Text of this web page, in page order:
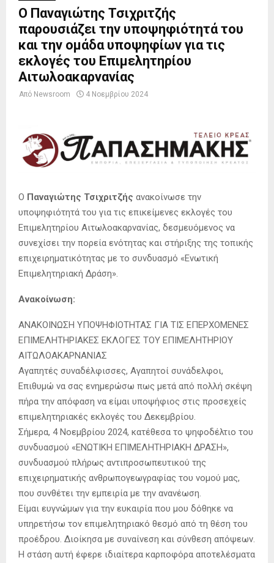
Ο Παναγιώτης Τσιχριτζής
παρουσιάζει την υποψηφιότητά του
και την ομάδα υποψηφίων για τις
εκλογές του Επιμελητηρίου
Αιτωλοακαρνανίας
Από Newsroom 4 Νοεμβρίου 2024
Ο Παναγιώτης Τσιχριτζής ανακοίνωσε την
υποψηφιότητά του για τις επικείμενες εκλογές του
Επιμελητηρίου Αιτωλοακαρνανίας, δεσμευόμενος να
συνεχίσει την πορεία ενότητας και στήριξης της τοπικής
επιχειρηματικότητας με το συνδυασμό «Ενωτική
Επιμελητηριακή Δράση».
Ανακοίνωση:
ΑΝΑΚΟΙΝΩΣΗ ΥΠΟΨΗΦΙΟΤΗΤΑΣ ΓΙΑ ΤΙΣ ΕΠΕΡΧΟΜΕΝΕΣ
ΕΠΙΜΕΛΗΤΗΡΙΑΚΕΣ ΕΚΛΟΓΕΣ ΤΟΥ ΕΠΙΜΕΛΗΤΗΡΙΟΥ
ΑΙΤΩΛΟΑΚΑΡΝΑΝΙΑΣ
Αγαπητές συναδέλφισσες, Αγαπητοί συνάδελφοι,
Επιθυμώ να σας ενημερώσω πως μετά από πολλή σκέψη
πήρα την απόφαση να είμαι υποψήφιος στις προσεχείς
επιμελητηριακές εκλογές του Δεκεμβρίου.
Σήμερα, 4 Νοεμβρίου 2024, κατέθεσα το ψηφοδέλτιο του
συνδυασμού «ΕΝΩΤΙΚΗ ΕΠΙΜΕΛΗΤΗΡΙΑΚΗ ΔΡΑΣΗ»,
συνδυασμού πλήρως αντιπροσωπευτικού της
επιχειρηματικής ανθρωπογεωγραφίας του νομού μας,
που συνθέτει την εμπειρία με την ανανέωση.
Είμαι ευγνώμων για την ευκαιρία που μου δόθηκε να
υπηρετήσω τον επιμελητηριακό θεσμό από τη θέση του
προέδρου. Διοίκησα με συναίνεση και σύνθεση απόψεων.
Η στάση αυτή έφερε ιδιαίτερα καρποφόρα αποτελέσματα